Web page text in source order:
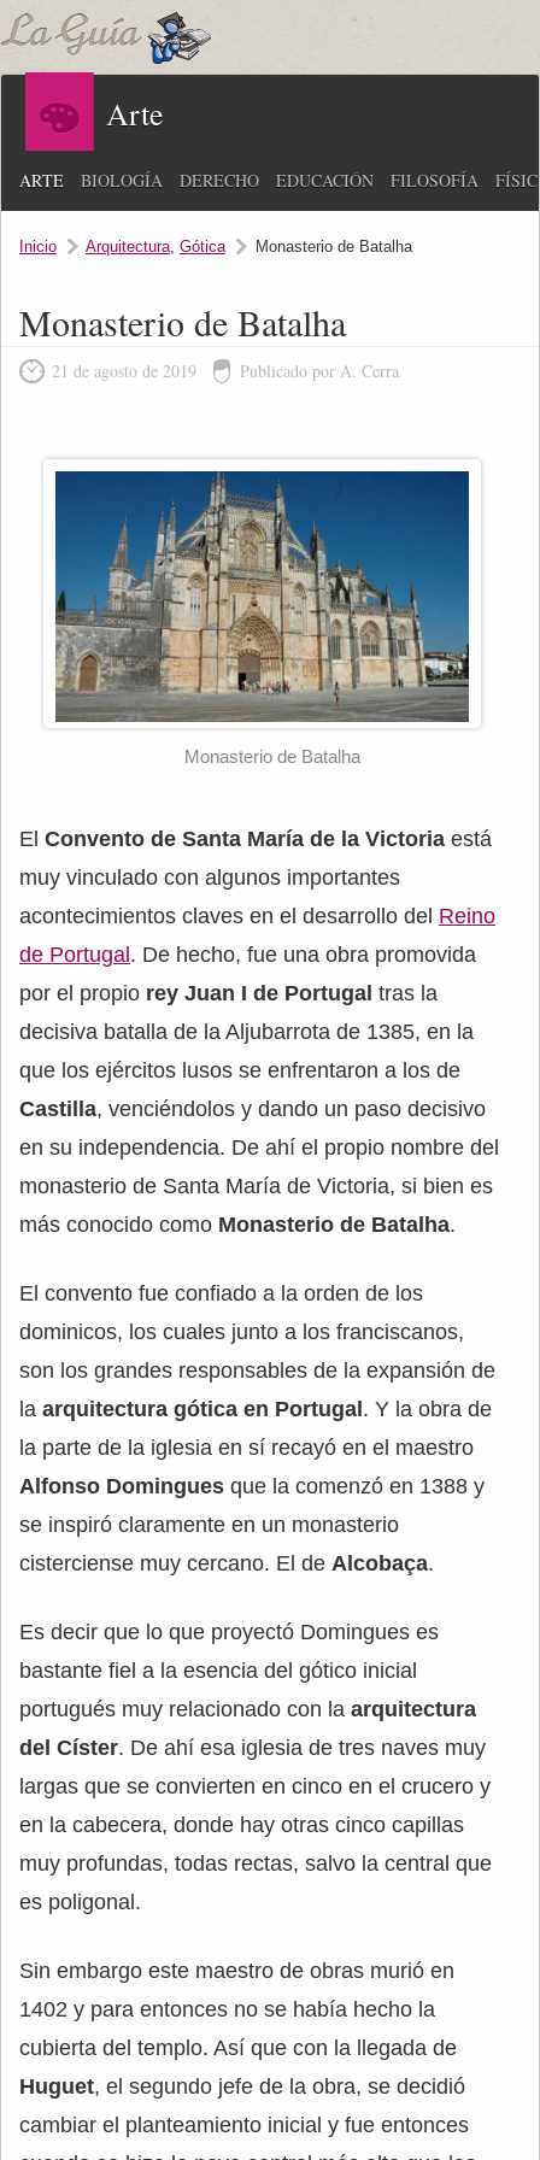
Arte
ARTE BIOLOGÍA DERECHO EDUCACIÓN FILOSOFÍA
Inicio Arquitectura, Gótica Monasterio de Batalha
Monasterio de Batalha
21 de agosto de 2019 Publicado por A. Cerra
Monasterio de Batalha
El Convento de Santa María de la Victoria está
muy vinculado con algunos importantes
acontecimientos claves en el desarrollo del Reino
de Portugal. De hecho, fue una obra promovida
por el propio rey Juan I de Portugal tras la
decisiva batalla de la Aljubarrota de 1385, en la
que los ejércitos lusos se enfrentaron a los de
Castilla, venciéndolos y dando un paso decisivo
en su independencia. De ahí el propio nombre del
monasterio de Santa María de Victoria, si bien es
más conocido como Monasterio de Batalha.
El convento fue confiado a la orden de los
dominicos, los cuales junto a los franciscanos,
son los grandes responsables de la expansión de
la arquitectura gótica en Portugal. Y la obra de
la parte de la iglesia en sí recayó en el maestro
Alfonso Domingues que la comenzó en 1388 y
se inspiró claramente en un monasterio
cisterciense muy cercano. El de Alcobaça.
Es decir que lo que proyectó Domingues es
bastante fiel a la esencia del gótico inicial
portugués muy relacionado con la arquitectura
del Císter. De ahí esa iglesia de tres naves muy
largas que se convierten en cinco en el crucero y
en la cabecera, donde hay otras cinco capillas
muy profundas, todas rectas, salvo la central que
es poligonal.
Sin embargo este maestro de obras murió en
1402 y para entonces no se había hecho la
cubierta del templo. Así que con la llegada de
Huguet, el segundo jefe de la obra, se decidió
cambiar el planteamiento inicial y fue entonces